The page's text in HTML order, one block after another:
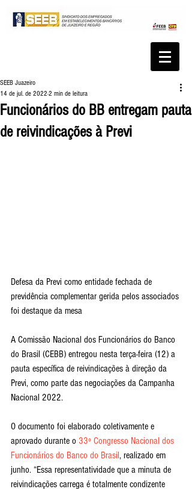
Funcionários do BB entregam pauta
de reivindicações à Previ
SEEB Juazeiro
14 de jul. de 2022 2 min de leitura
Defesa da Previ como entidade fechada de
previdência complementar gerida pelos associados
foi destaque da mesa
A Comissão Nacional dos Funcionários do Banco
do Brasil (CEBB) entregou nesta terça-feira (12) a
pauta específica de reivindicações à direção da
Previ, como parte das negociações da Campanha
Nacional 2022.
O documento foi elaborado coletivamente e
aprovado durante o 33º Congresso Nacional dos
Funcionários do Banco do Brasil, realizado em
junho. “Essa representatividade que a minuta de
reivindicações carrega é totalmente condizente